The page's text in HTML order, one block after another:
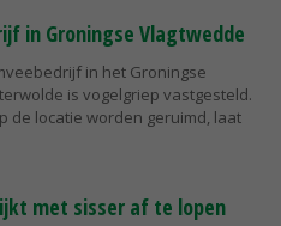
in Groningse Vlagtwedde
in het Groningse
is vogelgriep vastgesteld.
de locatie worden geruimd, laat
met sisser af te lopen